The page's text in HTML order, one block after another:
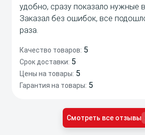
удобно, сразу показало нужные
Заказал без ошибок, все
раза.
Качество товаров: 5
Срок доставки: 5
Цены на товары: 5
Гарантия на товары: 5
Смотреть все отзывы